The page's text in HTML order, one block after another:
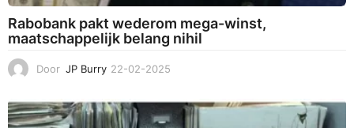
Rabobank pakt wederom mega-winst,
maatschappelijk belang nihil
Door JP Burry 22-02-2025
-
0